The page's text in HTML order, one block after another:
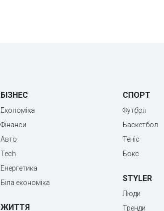
БІЗНЕС
Економіка
Фінанси
Авто
Tech
Енергетика
Біла економіка
ЖИТТЯ
СПОРТ
Футбол
Баскетбол
Теніс
Бокс
STYLER
Люди
Тренди